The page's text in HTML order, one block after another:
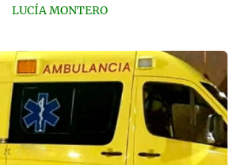
LUCÍA MONTERO